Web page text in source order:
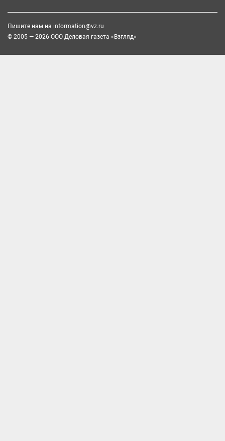
Пишите нам на information@vz.ru
© 2005 — 2026 ООО Деловая газета «Взгляд»